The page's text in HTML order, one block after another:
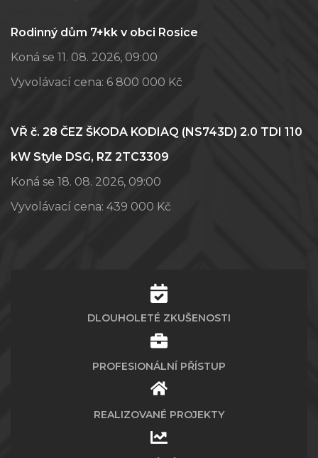
Rodinný dům 7+kk v obci Rosice
Koná se 11. 08. 2026, 09:00
Vyvolávací cena: 6 800 000 Kč
VŘ č. 28 ČEZ ŠKODA KODIAQ (NS743D) 2.0 TDI 110
kW Style DSG, RZ 2TC3309
Koná se 18. 08. 2026, 09:00
Vyvolávací cena: 439 000 Kč
DLOUHOLETÉ ZKUŠENOSTI
PROFESIONÁLNÍ PŘÍSTUP
REALIZOVANÉ PROJEKTY